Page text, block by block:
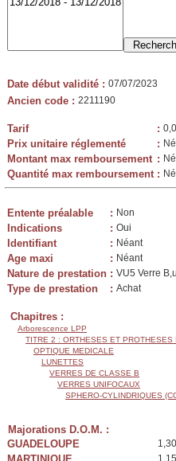
Date début validité : 07/07/2023
Ancien code : 2211190
Tarif :
Prix unitaire réglementé :
Montant max remboursement :
Quantité max remboursement :
Entente préalable : Non
Indications : Oui
Identifiant : Néant
Age maxi : Néant
Nature de prestation : VU5 Verre
Type de prestation : Achat
Chapitres :
Arborescence LPP
TITRE 2 : ORTHESES ET PROTHESES
OPTIQUE MEDICALE
LUNETTES
VERRES DE CLASSE B
VERRES UNIFOCAUX
SPHERO-CYLINDRIQUES
Majorations D.O.M. :
GUADELOUPE